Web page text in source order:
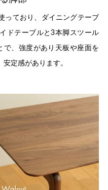
っており、ダイニングテーブ
ドテーブルと3本脚スツール
で、強度があり天板や座面を
定感があります。